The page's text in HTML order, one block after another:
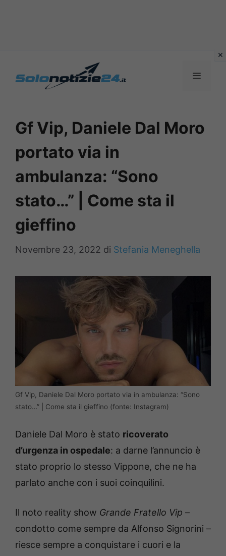
MENU
Gf Vip, Daniele Dal Moro
portato via in
ambulanza: “Sono
stato…” | Come sta il
gieffino
Novembre 23, 2022 di Stefania Meneghella
Gf Vip, Daniele Dal Moro portato via in ambulanza: “Sono
stato…” | Come sta il gieffino (fonte: Instagram)
Daniele Dal Moro è stato ricoverato
d’urgenza in ospedale: a darne l’annuncio è
stato proprio lo stesso Vippone, che ne ha
parlato anche con i suoi coinquilini.
Il noto reality show Grande Fratello Vip –
condotto come sempre da Alfonso Signorini –
riesce sempre a conquistare i cuori e la